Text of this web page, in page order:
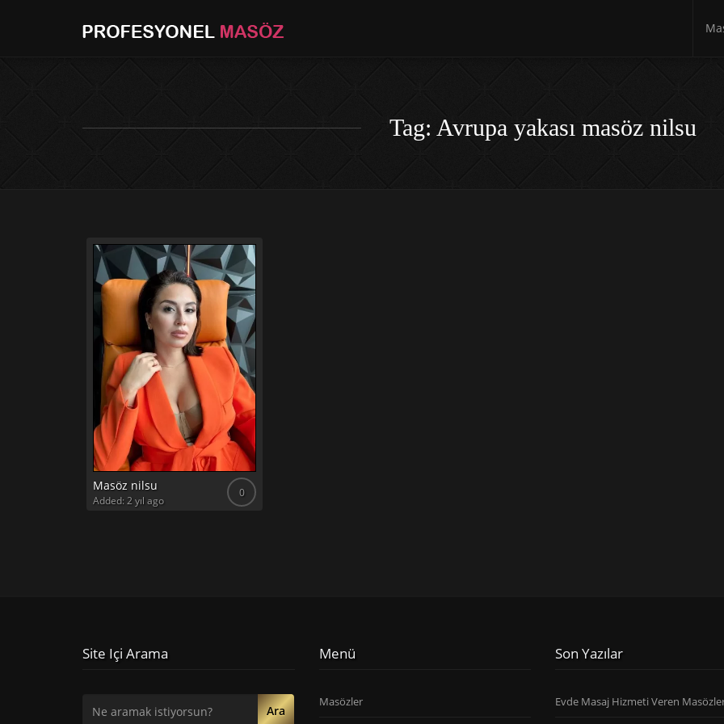
Tag: Avrupa yakası masöz nilsu
Masöz nilsu 0
Added: 2 yıl ago
Site Içi Arama
Ara
Menü
Masözler
Son Yazılar
Evde Masaj Hizmeti Veren